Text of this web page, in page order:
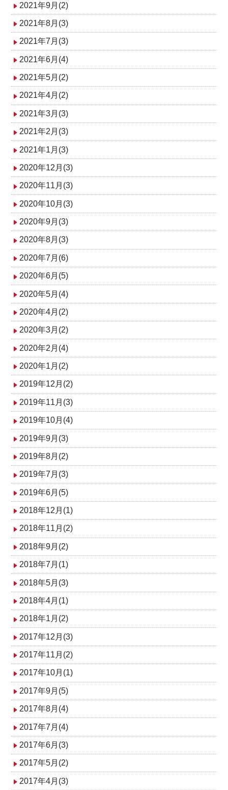
2021年9月(2)
2021年8月(3)
2021年7月(3)
2021年6月(4)
2021年5月(2)
2021年4月(2)
2021年3月(3)
2021年2月(3)
2021年1月(3)
2020年12月(3)
2020年11月(3)
2020年10月(3)
2020年9月(3)
2020年8月(3)
2020年7月(6)
2020年6月(5)
2020年5月(4)
2020年4月(2)
2020年3月(2)
2020年2月(4)
2020年1月(2)
2019年12月(2)
2019年11月(3)
2019年10月(4)
2019年9月(3)
2019年8月(2)
2019年7月(3)
2019年6月(5)
2018年12月(1)
2018年11月(2)
2018年9月(2)
2018年7月(1)
2018年5月(3)
2018年4月(1)
2018年1月(2)
2017年12月(3)
2017年11月(2)
2017年10月(1)
2017年9月(5)
2017年8月(4)
2017年7月(4)
2017年6月(3)
2017年5月(2)
2017年4月(3)